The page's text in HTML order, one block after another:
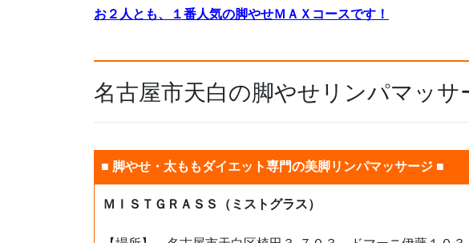
お２人とも、１番人気の脚やせＭＡＸコースです！
名古屋市天白の脚やせリンパマッサ
■ 脚やせ・太ももダイエット専門の美脚リンパマッサージ ■
ＭＩＳＴＧＲＡＳＳ（ミストグラス）